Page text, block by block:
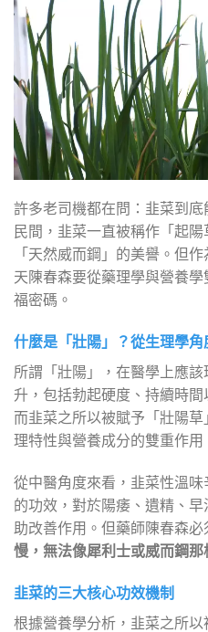
許多老司機都在問：韭菜到
民間，韭菜一直被稱作「起
「天然威而鋼」的美譽。但
天陳春森要從藥理學與營養
福密碼。
什麼是「壯陽」？從生理學角
所謂「壯陽」，在醫學上應該
升，包括勃起硬度、持續時間
而韭菜之所以被賦予「壯陽
理特性與營養成分的雙重作用
從中醫角度來看，韭菜性溫
的功效，對於陽痿、遺精、
助改善作用。但藥師陳春森必
慢，無法像犀利士或威而鋼那
韭菜的三大核心功效機制
根據營養學分析，韭菜之所